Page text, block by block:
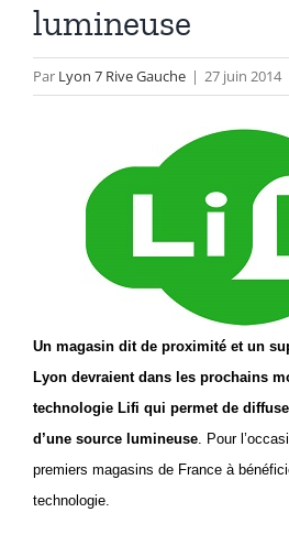
lumineuse
Par Lyon 7 Rive Gauche | 27 juin 2014
Un magasin dit de proximité et un
Lyon devraient dans les prochains
technologie Lifi qui permet de
d’une source lumineuse. Pour
premiers magasins de France à
technologie.